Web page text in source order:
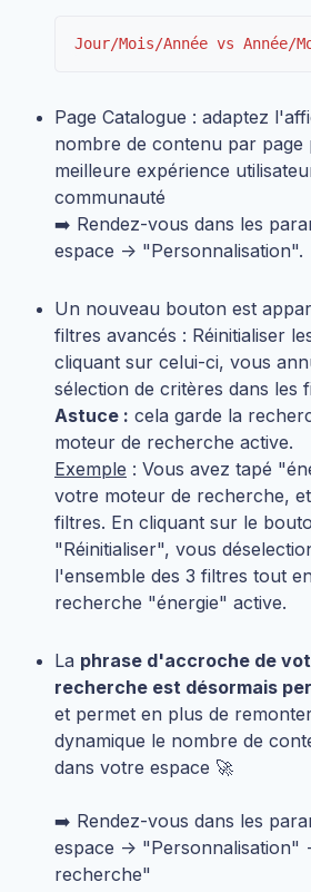
Jour/Mois/Année vs Année/
Page Catalogue : adaptez
nombre de contenu par page
meilleure expérience
communauté
➡️ Rendez-vous dans les
espace -> "Personnalisation".
Un nouveau bouton est
filtres avancés : Réinitialiser
cliquant sur celui-ci, vous
sélection de critères dans les
Astuce : cela garde la
moteur de recherche active.
Exemple : Vous avez tapé
votre moteur de recherche,
filtres. En cliquant sur le
"Réinitialiser", vous
l'ensemble des 3 filtres tout
recherche "énergie" active.
La phrase d'accroche de
recherche est désormais
et permet en plus de
dynamique le nombre de
dans votre espace 🚀
➡️ Rendez-vous dans les
espace -> "Personnalisation"
recherche"